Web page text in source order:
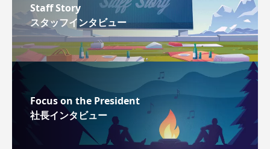
Staff Story
スタッフインタビュー
Focus on the President
社長インタビュー